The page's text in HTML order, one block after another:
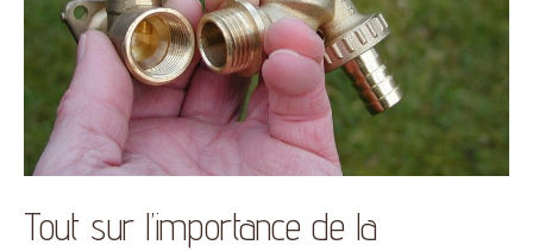
Tout sur l’importance de la